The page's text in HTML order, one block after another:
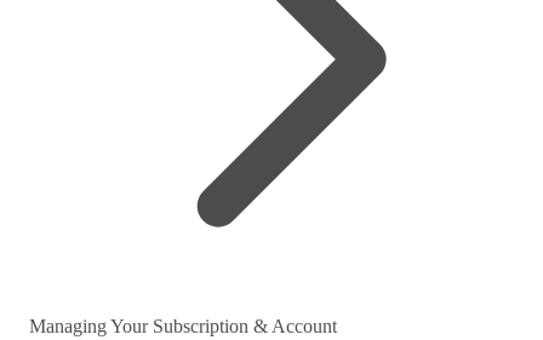
Managing Your Subscription & Account